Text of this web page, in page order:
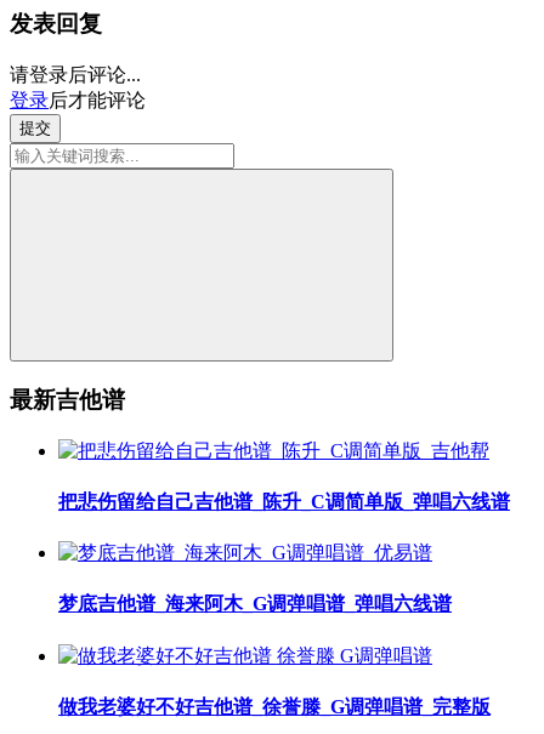
发表回复
请登录后评论...
登录后才能评论
提交
最新吉他谱
把悲伤留给自己吉他谱_陈升_C调简单版_弹唱六线谱
梦底吉他谱_海来阿木_G调弹唱谱_弹唱六线谱
做我老婆好不好吉他谱_徐誉滕_G调弹唱谱_完整版